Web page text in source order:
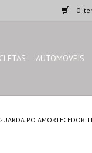
0
AUTOMOVEIS
PO AMORTECEDOR